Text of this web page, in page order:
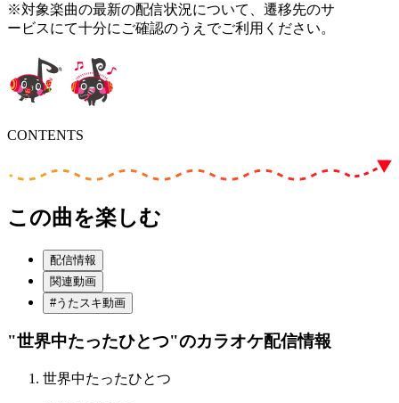
※対象楽曲の最新の配信状況について、遷移先のサ
ービスにて十分にご確認のうえでご利用ください。
CONTENTS
この曲を楽しむ
配信情報
関連動画
#うたスキ動画
"世界中たったひとつ"のカラオケ配信情報
世界中たったひとつ